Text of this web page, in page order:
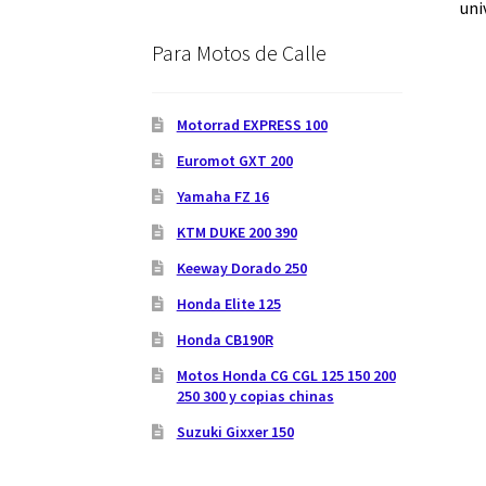
Para Motos de Calle
Motorrad EXPRESS 100
Euromot GXT 200
Yamaha FZ 16
KTM DUKE 200 390
Keeway Dorado 250
Honda Elite 125
Honda CB190R
Motos Honda CG CGL 125 150 200
250 300 y copias chinas
Suzuki Gixxer 150